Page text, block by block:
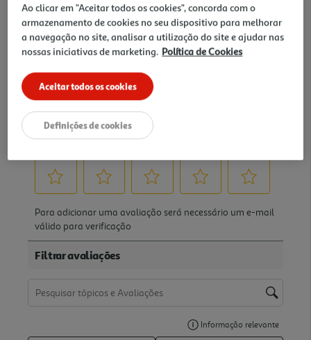
Ao clicar em "Aceitar todos os cookies", concorda com o
armazenamento de cookies no seu dispositivo para melhorar
a navegação no site, analisar a utilização do site e ajudar nas
nossas iniciativas de marketing. Política de Cookies
Aceitar todos os cookies
Definições de cookies